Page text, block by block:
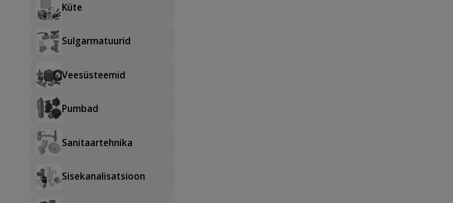
Küte
Sulgarmatuurid
Veesüsteemid
Pumbad
Sanitaartehnika
Sisekanalisatsioon